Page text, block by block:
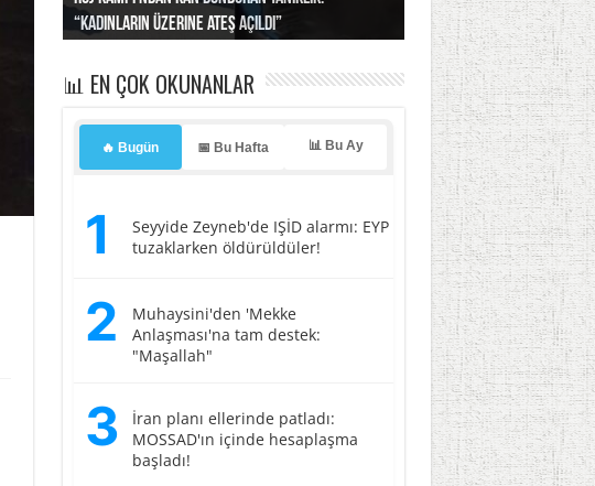
“Kadınların üzerine ateş açıldı”
Irak’a misilleme tehdidi!
yaptı… İsrail’in “timsah” planına fren!
kayıtlar başladı
basıldı, kabus yaşatıldı!
📊 EN ÇOK OKUNANLAR
🔥 Bugün 📅 Bu Hafta 📊 Bu Ay
1
Seyyide Zeyneb'de IŞİD alarmı: EYP
tuzaklarken öldürüldüler!
2
Muhaysini'den 'Mekke
Anlaşması'na tam destek:
"Maşallah"
3
İran planı ellerinde patladı:
MOSSAD'ın içinde hesaplaşma
başladı!